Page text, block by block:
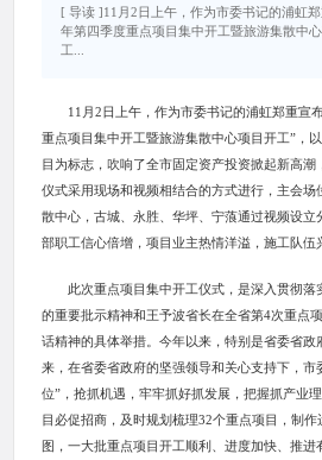
[ 导读 ]11月2日上午，作为市委书记的浦虹
年第四季度重点项目集中开工暨旅游集散中
工...
11月2日上午，作为市委书记的浦虹郑重宣
重点项目集中开工暨旅游集散中心项目开工”，
目为标志，吹响了全市固定资产投资掀起新高
仪式采用现场和视频相结合的方式进行，主会
散中心，古城、永胜、华坪、宁蒗通过视频设
部职工信心倍增，项目业主热情洋溢，施工队伍
此次重点项目集中开工仪式，是深入贯彻
的重要批示精神和王予波省长在全省第4次重点
话精神的具体举措。今年以来，特别是省委省政
来，在省委省政府的坚强领导和关心支持下，市
位”，抢抓机遇，牢牢抓好抓发展，把握抓产业
目必促招商，及时规划梳理32个重点项目，制
图，一大批重点项目开工顺利、进度加快、推